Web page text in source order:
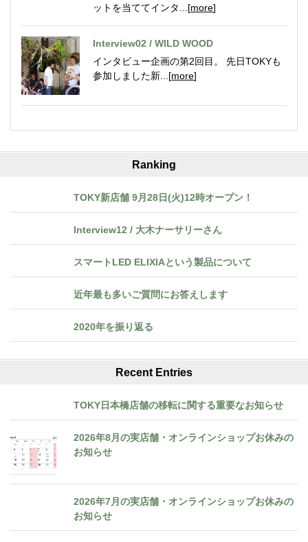
ットを当ててインタ...[more]
Interview02 / WILD WOOD
インタビュー企画の第2回目。 先日TOKYも
参加しました新...[more]
Ranking
TOKY新店舗 9月28日(火)12時オープン！
Interview12 / 大木ナーサリーさん
スマートLED ELIXIAという製品について
近年最も多いご質問にお答えします
2020年を振り返る
Recent Entries
TOKY日本橋店舗の移転に関する重要なお知らせ
2026年8月の実店舗・オンラインショップお休みの
お知らせ
2026年7月の実店舗・オンラインショップお休みの
お知らせ